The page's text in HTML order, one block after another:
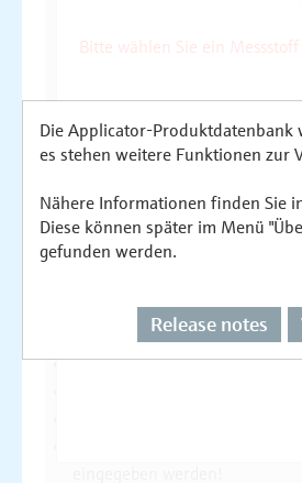
Die Applicator-Produktdatenbank
es stehen weitere Funktionen zur
Nähere Informationen finden Sie
Diese können später im Menü
gefunden werden.
Release notes